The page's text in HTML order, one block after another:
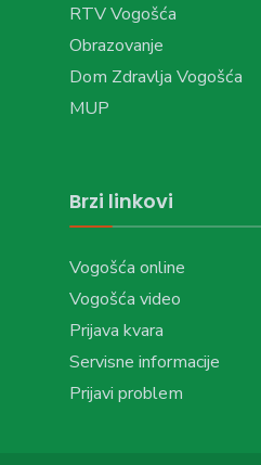
RTV Vogošća
Obrazovanje
Dom Zdravlja Vogošća
MUP
Brzi linkovi
Vogošća online
Vogošća video
Prijava kvara
Servisne informacije
Prijavi problem